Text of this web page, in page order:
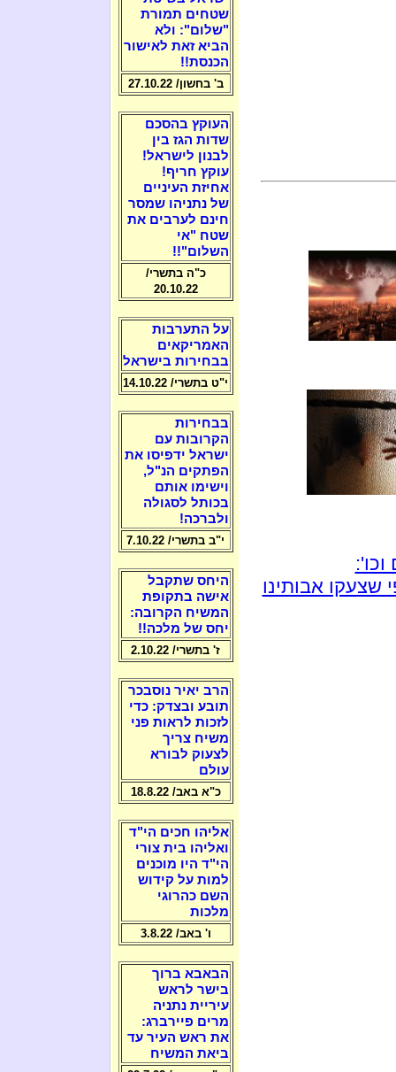
אבותינו
שטחים תמורת
"שלום": ולא
הביא זאת לאישור
הכנסת!!
ב' בחשון/ 27.10.22
העוקץ בהסכם
שדות הגז בין
לבנון לישראל!
עוקץ חריף!
אחיזת העיניים
של נתניהו שמסר
חינם לערבים את
שטח "אי
השלום"!!
כ"ה בתשרי/
20.10.22
על התערבות
האמריקאים
בבחירות בישראל
י"ט בתשרי/ 14.10.22
בבחירות
הקרובות עם
ישראל ידפיסו את
הפתקים הנ"ל,
וישימו אותם
בכותל לסגולה
ולברכה!
י"ב בתשרי/ 7.10.22
היחס שתקבל
אישה בתקופת
המשיח הקרובה:
יחס של מלכה!!
ז' בתשרי/ 2.10.22
הרב יאיר נוסבכר
תובע ובצדק: כדי
לזכות לראות פני
משיח צריך
לצעוק לבורא
עולם
כ"א באב/ 18.8.22
אליהו חכים הי"ד
ואליהו בית צורי
הי"ד היו מוכנים
למות על קידוש
השם כהרוגי
מלכות
ו' באב/ 3.8.22
הבאבא ברוך
בישר לראש
עיריית נתניה
מרים פיירברג:
את ראש העיר עד
ביאת המשיח